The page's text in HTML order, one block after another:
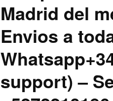
Madrid del
Envios a
support) –